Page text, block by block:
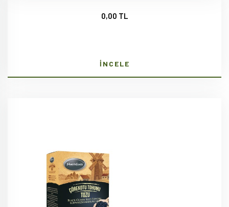
0,00 TL
İNCELE